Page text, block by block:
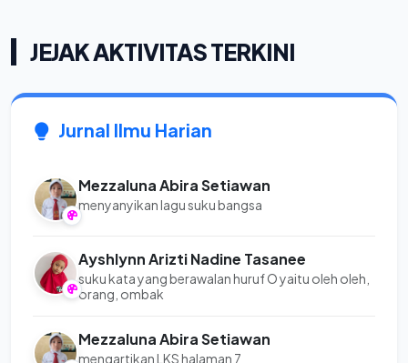
JEJAK AKTIVITAS TERKINI
Jurnal Ilmu Harian
Mezzaluna Abira Setiawan
menyanyikan lagu suku bangsa
Ayshlynn Arizti Nadine Tasanee
suku kata yang berawalan huruf O yaitu oleh oleh,
orang, ombak
Mezzaluna Abira Setiawan
mengartikan LKS halaman 7